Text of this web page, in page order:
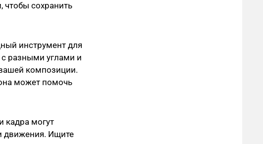
чтобы сохранить
инструмент для
разными углами и
композиции.
может помочь
кадра могут
движения. Ищите